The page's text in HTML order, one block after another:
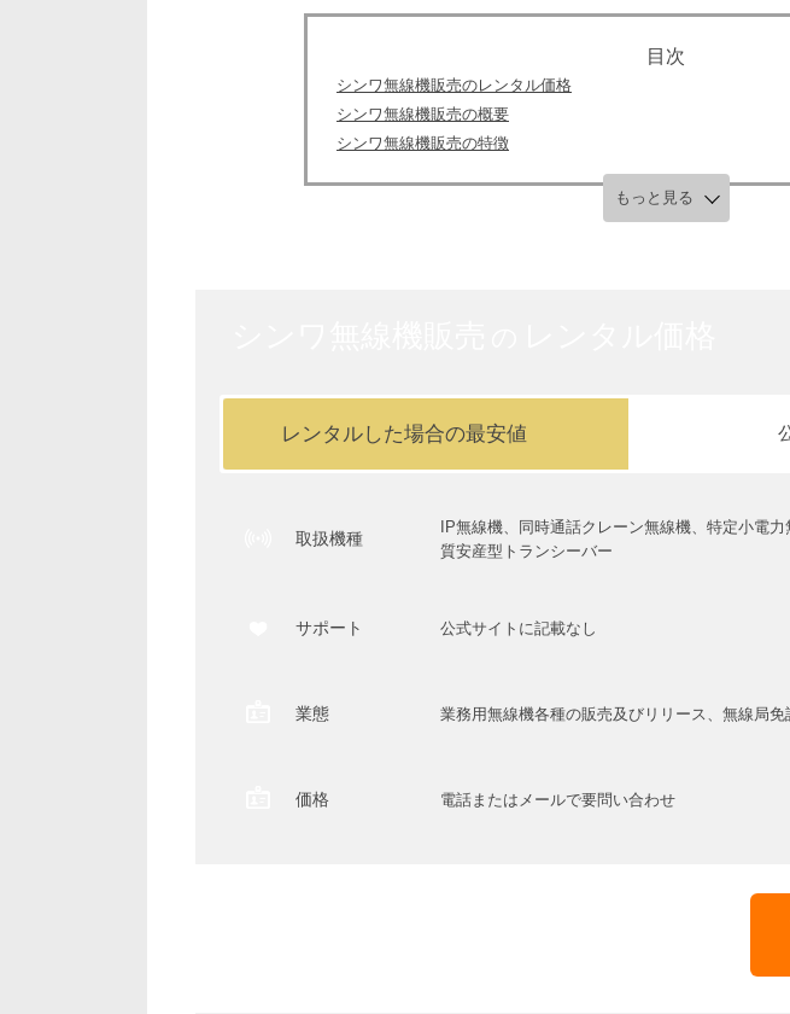
シンワ無線機販売のレンタル価格
シンワ無線機販売の概要
シンワ無線機販売の特徴
もっと見る
レンタルした場合の最安値
取扱機種
IP無線機、同時通話クレーン無線機、特定小電
質安産型トランシーバー
サポート 公式サイトに記載なし
業態 業務用無線機各種の販売及びリリース、無線局
価格 電話またはメールで要問い合わせ